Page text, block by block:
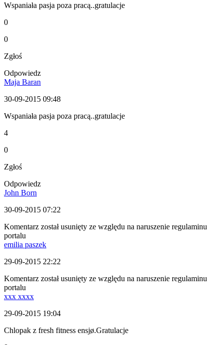
Wspaniała pasja poza pracą..gratulacje
0
0
Zgłoś
Odpowiedz
Maja Baran
30-09-2015 09:48
Wspaniała pasja poza pracą..gratulacje
4
0
Zgłoś
Odpowiedz
John Born
30-09-2015 07:22
Komentarz został usunięty ze względu na naruszenie regulaminu
portalu
emilia paszek
29-09-2015 22:22
Komentarz został usunięty ze względu na naruszenie regulaminu
portalu
xxx xxxx
29-09-2015 19:04
Chlopak z fresh fitness ensjø.Gratulacje